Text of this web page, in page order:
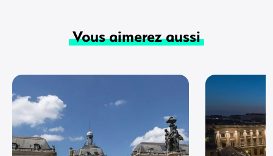
Vous aimerez aussi